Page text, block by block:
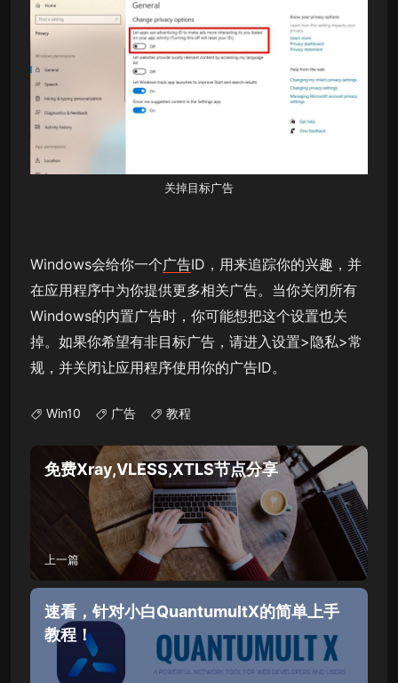
关掉目标广告
Windows会给你一个广告ID，用来追踪你的兴趣，并
在应用程序中为你提供更多相关广告。当你关闭所有
Windows的内置广告时，你可能想把这个设置也关
掉。如果你希望有非目标广告，请进入设置>隐私>常
规，并关闭让应用程序使用你的广告ID。
Win10 广告 教程
免费Xray,VLESS,XTLS节点分享
上一篇
速看，针对小白QuantumultX的简单上手
教程！